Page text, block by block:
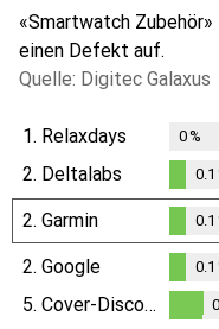
«Smartwatch
einen Defekt auf.
Quelle: Digitec Galaxus
1. Relaxdays 0%
2. Deltalabs
0.1%
0.1
2. Garmin
0.1%
0.1
2. Google
%
0.1
5. Cover-Discount